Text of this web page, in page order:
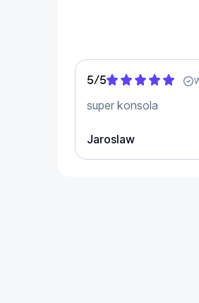
DualSense jeszcze
Grając, możesz
własnej skórze
adaptacyjnych
technologii opór
5/5
super konsola
Jaroslaw